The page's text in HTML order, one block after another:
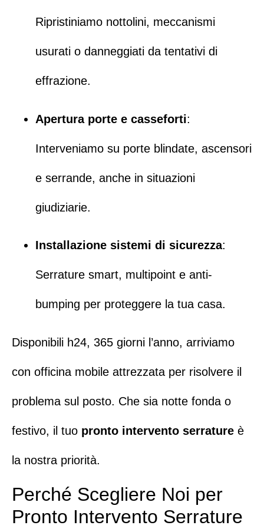
Ripristiniamo nottolini, meccanismi
usurati o danneggiati da tentativi di
effrazione.
Apertura porte e casseforti:
Interveniamo su porte blindate, ascensori
e serrande, anche in situazioni
giudiziarie.
Installazione sistemi di sicurezza:
Serrature smart, multipoint e anti-
bumping per proteggere la tua casa.
Disponibili h24, 365 giorni l’anno, arriviamo
con officina mobile attrezzata per risolvere il
problema sul posto. Che sia notte fonda o
festivo, il tuo pronto intervento serrature è
la nostra priorità.
Perché Scegliere Noi per
Pronto Intervento Serrature